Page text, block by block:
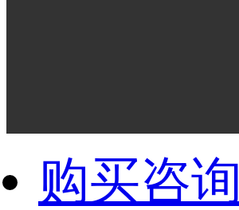
购买咨询